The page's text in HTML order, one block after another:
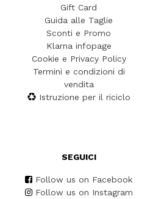
Gift Card
Guida alle Taglie
Sconti e Promo
Klarna infopage
Cookie e Privacy Policy
Termini e condizioni di
vendita
Istruzione per il riciclo
SEGUICI
Follow us on Facebook
Follow us on Instagram